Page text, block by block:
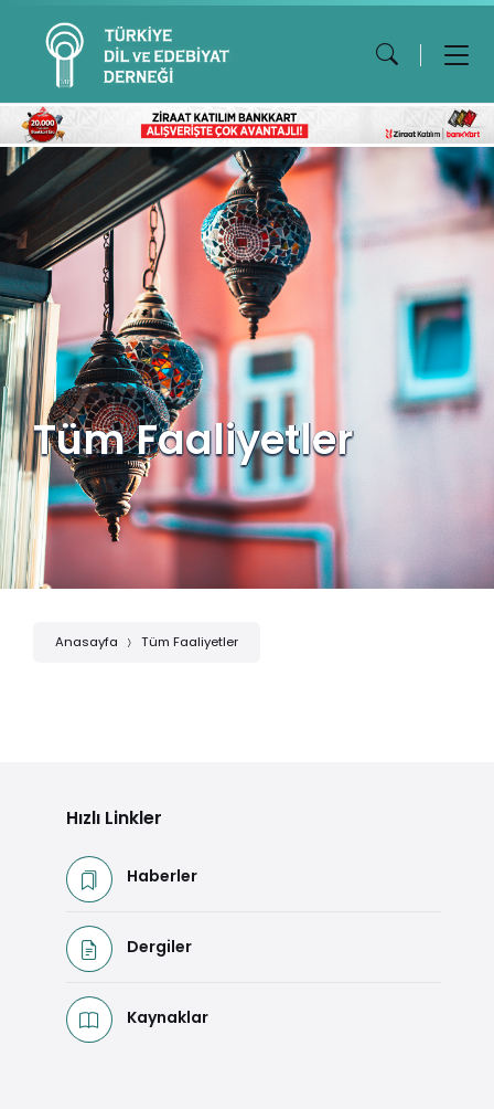
Tüm Faaliyetler
Anasayfa Tüm Faaliyetler
Hızlı Linkler
Haberler
Dergiler
Kaynaklar